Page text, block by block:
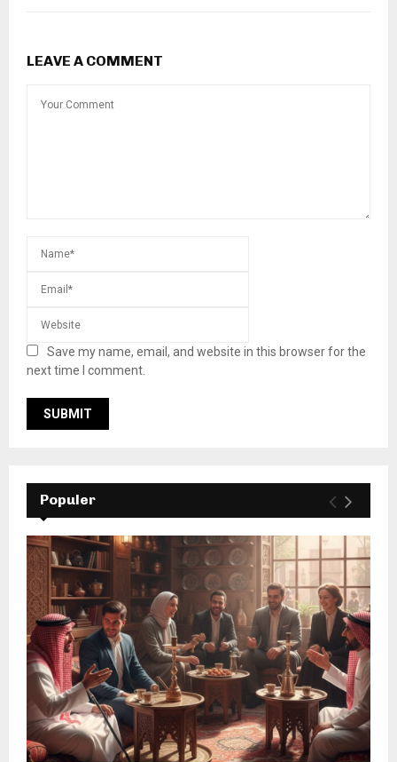
LEAVE A COMMENT
Save my name, email, and website in this browser for the
next time I comment.
Populer